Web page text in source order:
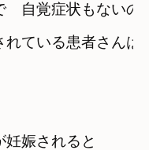
　自覚症状もないの
ている患者さんは
妊娠されると